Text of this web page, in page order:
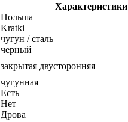
Характеристики
Польша
Kratki
чугун / сталь
черный
закрытая двусторонняя
чугунная
Есть
Нет
Дрова